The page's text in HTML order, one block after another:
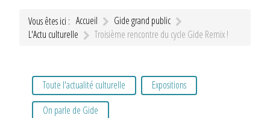
Vous êtes ici : Accueil
Gide grand public
L'Actu culturelle
Troisième rencontre du cycle Gide Remix !
Toute l'actualité culturelle
Expositions
On parle de Gide